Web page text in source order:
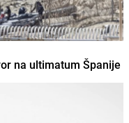
na ultimatum Španije